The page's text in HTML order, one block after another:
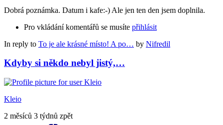
Dobrá poznámka. Datum i kafe:-) Ale jen ten den jsem doplnila.
Pro vkládání komentářů se musíte přihlásit
In reply to To je ale krásné místo! A po… by Nifredil
Kdyby si někdo nebyl jistý,…
Kleio
2 měsíců 3 týdnů zpět